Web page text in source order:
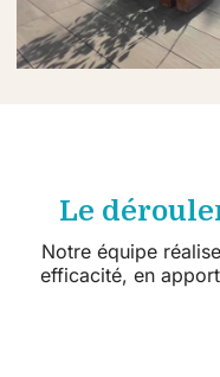
Le
Notre équipe
efficacité, en